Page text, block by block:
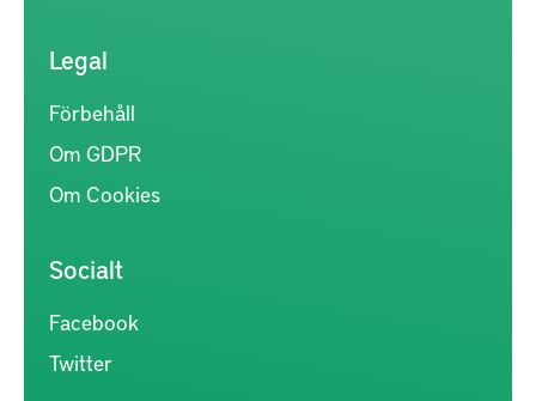
Legal
Förbehåll
Om GDPR
Om Cookies
Socialt
Facebook
Twitter